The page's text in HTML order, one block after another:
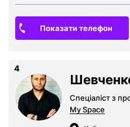
Показати телефон
4
Спеціаліст з
My Space